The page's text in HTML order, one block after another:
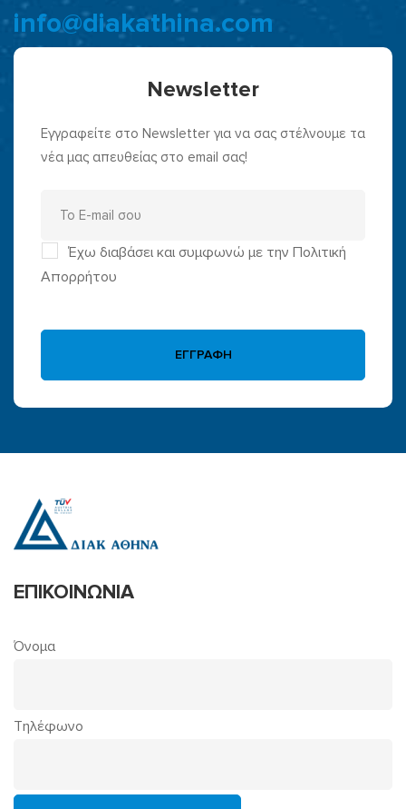
info@diakathina.com
Newsletter
Εγγραφείτε στο Newsletter για να σας στέλνουμε τα
νέα μας απευθείας στο email σας!
Έχω διαβάσει και συμφωνώ με την Πολιτική
Απορρήτου
ΕΓΓΡΑΦΗ
ΕΠΙΚΟΙΝΩΝΙΑ
Όνομα
Τηλέφωνο